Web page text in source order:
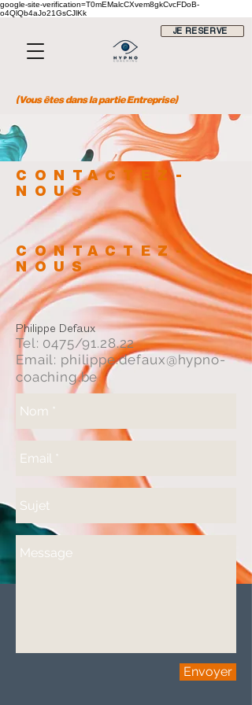
google-site-verification=T0mEMalcCXvem8gkCvcFDoB-
o4QlQb4aJo21GsCJlKk
JE RESERVE
(Vous êtes dans la partie Entreprise)
CONTACTEZ-
NOUS
CONTACTEZ-
NOUS
Philippe Defaux
Tel: 0475/91.28.22
Email: philippe.defaux@hypno-
coaching.be
Envoyer